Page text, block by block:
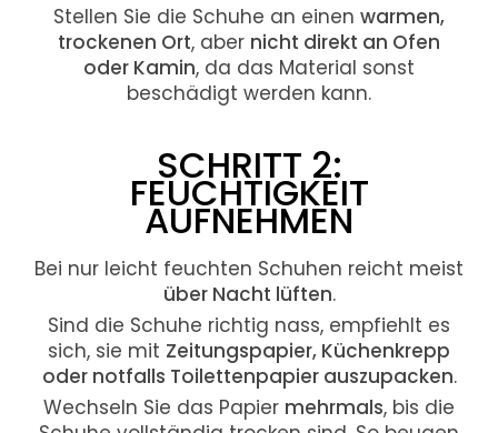
Stellen Sie die Schuhe an einen warmen,
trockenen Ort, aber nicht direkt an Ofen
oder Kamin, da das Material sonst
beschädigt werden kann.
SCHRITT 2:
FEUCHTIGKEIT
AUFNEHMEN
Bei nur leicht feuchten Schuhen reicht meist
über Nacht lüften.
Sind die Schuhe richtig nass, empfiehlt es
sich, sie mit Zeitungspapier, Küchenkrepp
oder notfalls Toilettenpapier auszupacken.
Wechseln Sie das Papier mehrmals, bis die